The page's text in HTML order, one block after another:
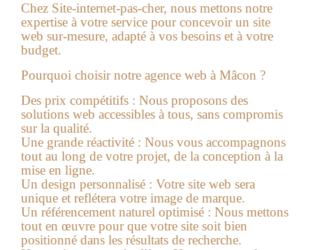
Chez Site-internet-pas-cher, nous mettons notre
expertise à votre service pour concevoir un site
web sur-mesure, adapté à vos besoins et à votre
budget.
Pourquoi choisir notre agence web à Mâcon ?
Des prix compétitifs : Nous proposons des
solutions web accessibles à tous, sans compromis
sur la qualité.
Une grande réactivité : Nous vous accompagnons
tout au long de votre projet, de la conception à la
mise en ligne.
Un design personnalisé : Votre site web sera
unique et reflétera votre image de marque.
Un référencement naturel optimisé : Nous mettons
tout en œuvre pour que votre site soit bien
positionné dans les résultats de recherche.